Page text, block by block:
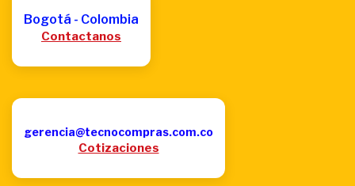
Bogotá - Colombia
Contactanos
gerencia@tecnocompras.com.co
Cotizaciones